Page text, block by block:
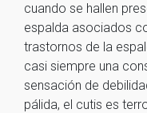
cuando se hallen
espalda asociados
trastornos de la
casi siempre una
sensación de
pálida, el cutis es